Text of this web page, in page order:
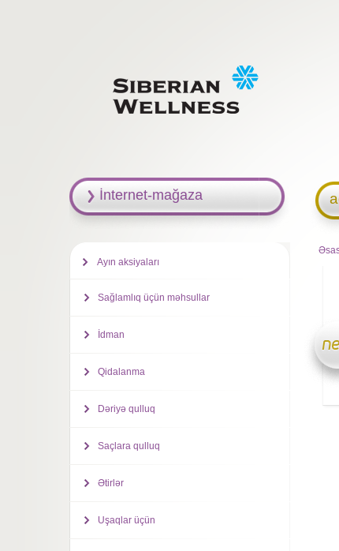
İnternet-mağaza
Ayın aksiyaları
Sağlamlıq üçün məhsullar
İdman
Qidalanma
Dəriyə qulluq
Saçlara qulluq
Ətirlər
Uşaqlar üçün